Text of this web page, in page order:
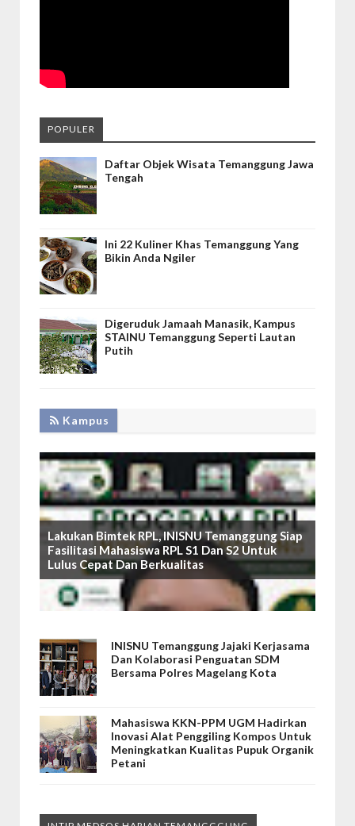
POPULER
Daftar Objek Wisata Temanggung Jawa
Tengah
Ini 22 Kuliner Khas Temanggung Yang
Bikin Anda Ngiler
Digeruduk Jamaah Manasik, Kampus
STAINU Temanggung Seperti Lautan
Putih
Kampus
Lakukan Bimtek RPL, INISNU Temanggung Siap
Fasilitasi Mahasiswa RPL S1 Dan S2 Untuk
Lulus Cepat Dan Berkualitas
INISNU Temanggung Jajaki Kerjasama
Dan Kolaborasi Penguatan SDM
Bersama Polres Magelang Kota
Mahasiswa KKN-PPM UGM Hadirkan
Inovasi Alat Penggiling Kompos Untuk
Meningkatkan Kualitas Pupuk Organik
Petani